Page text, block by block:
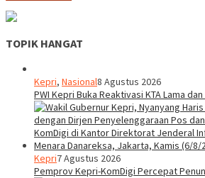
TOPIK HANGAT
Kepri, Nasional8 Agustus 2026
PWI Kepri Buka Reaktivasi KTA Lama
Kepri7 Agustus 2026
Pemprov Kepri-KomDigi Percepat